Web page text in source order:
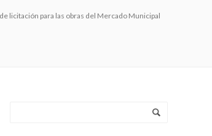
licitación para las obras del Mercado Municipal